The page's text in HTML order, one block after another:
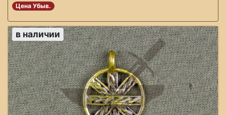
Цена Убыв.
в наличии